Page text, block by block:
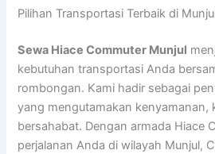
Pilihan Transportasi Terbaik di
Sewa Hiace Commuter Munjul
kebutuhan transportasi Anda
rombongan. Kami hadir sebagai
yang mengutamakan kenyamanan,
bersahabat. Dengan armada Hiace
perjalanan Anda di wilayah Munjul,